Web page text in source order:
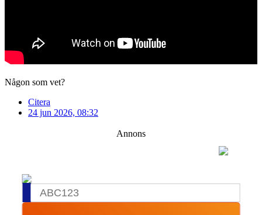
Någon som vet?
Citera
24 jun 2026, 08:32
Annons